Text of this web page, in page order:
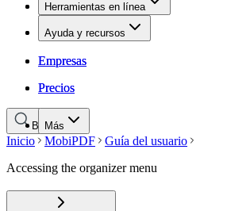
Herramientas en línea
Ayuda y recursos
Empresas
Precios
Más
Herramientas en línea
Ayuda y recursos
Empresas
Precios
Buscar
Inicio MobiPDF
Guía del usuario
Accessing the organizer menu